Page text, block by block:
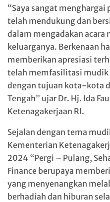
“Saya sangat menghargai
telah mendukung dan
dalam mengadakan acara
keluarganya. Berkenaan
memberikan apresiasi
telah memfasilitasi
dengan tujuan kota-kota
Tengah” ujar Dr. Hj. Ida
Ketenagakerjaan RI.
Sejalan dengan tema
Kementerian
2024 “Pergi – Pulang,
Finance berupaya
yang menyenangkan
berhadiah dan hiburan